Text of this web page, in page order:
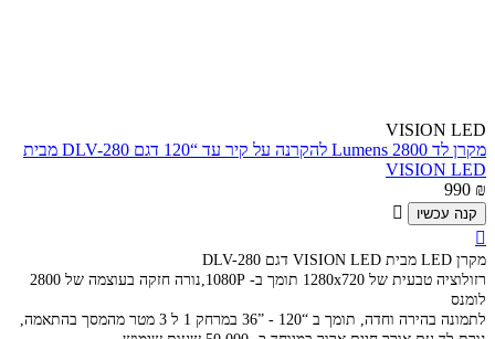
VISION LED
מקרן לד 2800 Lumens להקרנה על קיר עד “120 דגם DLV-280 מבית
VISION LED
990 ₪
קנה עכשיו


מקרן LED מבית VISION LED דגם DLV-280
רזולוציה טבעית של 1280x720 תומך ב- 1080P,נורה חזקה בעוצמה של 2800
לומנס
לתמונה בהירה וחדה, תומך ב “120 - ”36 במרחק 1 ל 3 מטר מהמסך בהתאמה,